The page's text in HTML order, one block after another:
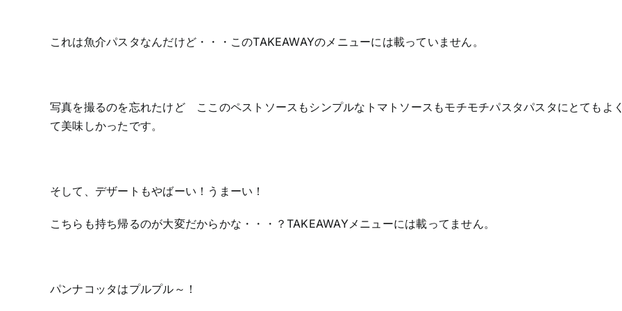
これは魚介パスタなんだけど・・・このTAKEAWAYのメニューには載っていません。
写真を撮るのを忘れたけど ここのペストソースもシンプルなトマトソースもモチモチパスタパスタにとてもよ
て美味しかったです。
そして、デザートもやばーい！うまーい！
こちらも持ち帰るのが大変だからかな・・・？TAKEAWAYメニューには載ってません。
パンナコッタはプルプル～！